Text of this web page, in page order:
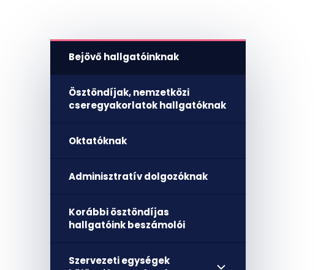
Bejövő hallgatóinknak
Ösztöndíjak, nemzetközi
cseregyakorlatok hallgatóknak
Oktatóknak
Adminisztratív dolgozóknak
Korábbi ösztöndíjas
hallgatóink beszámolói
Szervezeti egységek